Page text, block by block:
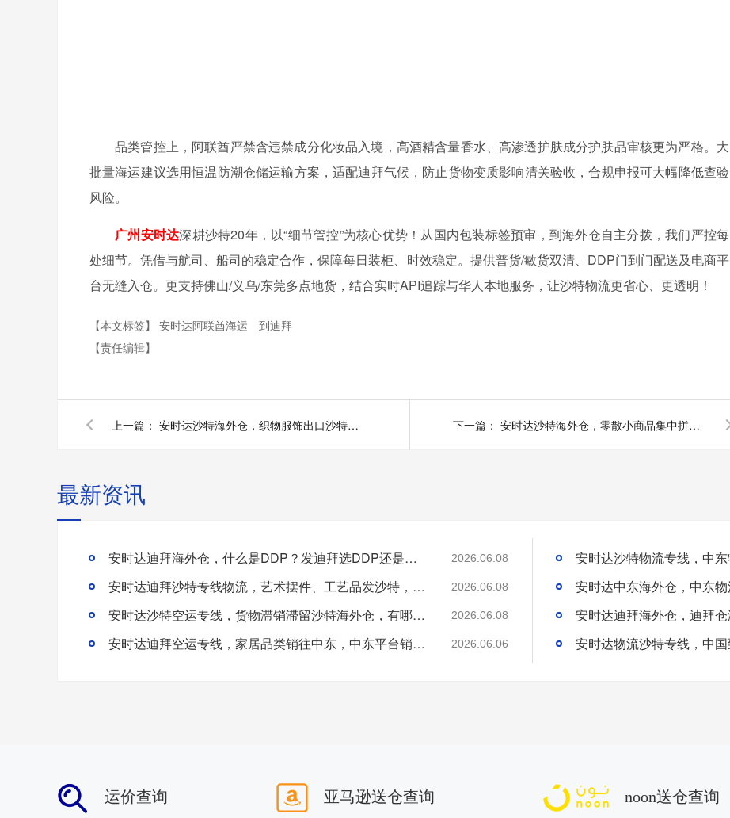
品类管控上，阿联酋严禁含违禁成分化妆品入境，高酒精含量香水、高渗透护肤成分护肤品审核更为严格。大
批量海运建议选用恒温防潮仓储运输方案，适配迪拜气候，防止货物变质影响清关验收，合规申报可大幅降低查验
风险。
广州安时达深耕沙特20年，以“细节管控”为核心优势！从国内包装标签预审，到海外仓自主分拨，我们严控每
处细节。凭借与航司、船司的稳定合作，保障每日装柜、时效稳定。提供普货/敏货双清、DDP门到门配送及电商平
台无缝入仓。更支持佛山/义乌/东莞多点地货，结合实时API追踪与华人本地服务，让沙特物流更省心、更透明！
【本文标签】 安时达阿联酋海运
到迪拜
【责任编辑】
上一篇： 安时达沙特海外仓，织物服饰出口沙特，海关对成分标注有硬性规定吗？ 下一篇： 安时达沙特海外仓，零散小商品集中拼柜发沙特，出货潜藏哪些清关隐患？
最新资讯
安时达迪拜海外仓，什么是DDP？发迪拜选DDP还是DDU更省心？ 2026.06.08
安时达迪拜沙特专线物流，艺术摆件、工艺品发沙特，运输该注意什么？ 2026.06.08
安时达沙特空运专线，货物滞销滞留沙特海外仓，有哪些处理方式？ 2026.06.08
安时达迪拜空运专线，家居品类销往中东，中东平台销量为何常年稳居高位？ 2026.06.06
运价查询 亚马逊送仓查询 noon送仓查询